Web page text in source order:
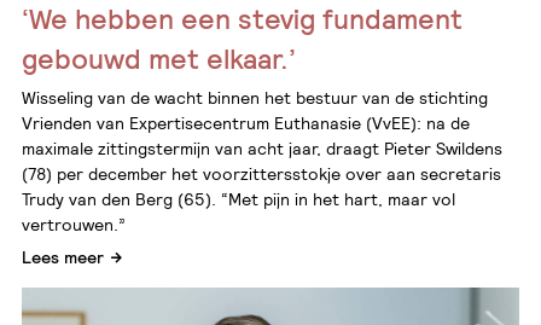
‘We hebben een stevig fundament
gebouwd met elkaar.’
Wisseling van de wacht binnen het bestuur van de stichting
Vrienden van Expertisecentrum Euthanasie (VvEE): na de
maximale zittingstermijn van acht jaar, draagt Pieter Swildens
(78) per december het voorzittersstokje over aan secretaris
Trudy van den Berg (65). “Met pijn in het hart, maar vol
vertrouwen.”
Lees meer